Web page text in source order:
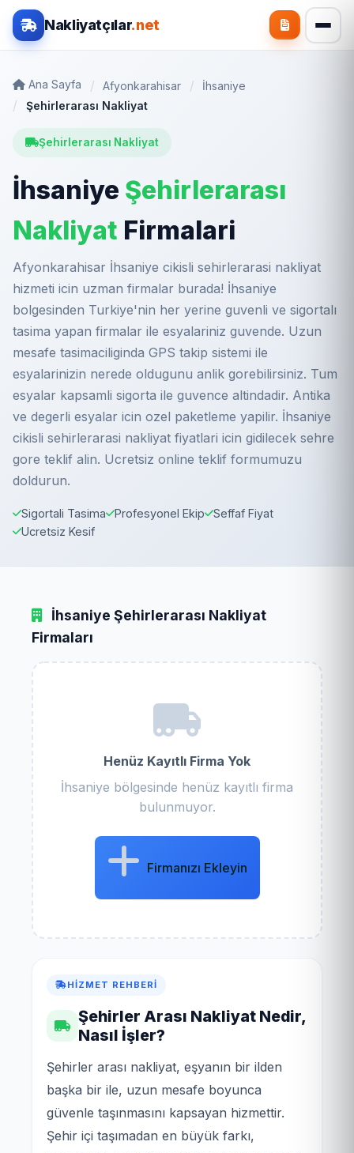
Nakliyatçılar.net
Ana Sayfa Afyonkarahisar
İhsaniye
Şehirlerarası Nakliyat
Şehirlerarası Nakliyat
İhsaniye Şehirlerarası
Nakliyat Firmalari
Afyonkarahisar İhsaniye cikisli sehirlerarasi nakliyat
hizmeti icin uzman firmalar burada! İhsaniye
bolgesinden Turkiye'nin her yerine guvenli ve sigortalı
tasima yapan firmalar ile esyalariniz guvende. Uzun
mesafe tasimaciliginda GPS takip sistemi ile
esyalarinizin nerede oldugunu anlik gorebilirsiniz. Tum
esyalar kapsamli sigorta ile guvence altindadir. Antika
ve degerli esyalar icin ozel paketleme yapilir. İhsaniye
cikisli sehirlerarasi nakliyat fiyatlari icin gidilecek sehre
gore teklif alin. Ucretsiz online teklif formumuzu
doldurun.
Sigortali Tasima Profesyonel Ekip
Seffaf Fiyat
Ucretsiz Kesif
İhsaniye Şehirlerarası Nakliyat
Firmaları
Henüz Kayıtlı Firma Yok
İhsaniye bölgesinde henüz kayıtlı firma
bulunmuyor.
Firmanızı Ekleyin
HIZMET REHBERI
Şehirler Arası Nakliyat Nedir,
Nasıl İşler?
Şehirler arası nakliyat, eşyanın bir ilden
başka bir ile, uzun mesafe boyunca
güvenle taşınmasını kapsayan hizmettir.
Şehir içi taşımadan en büyük farkı,